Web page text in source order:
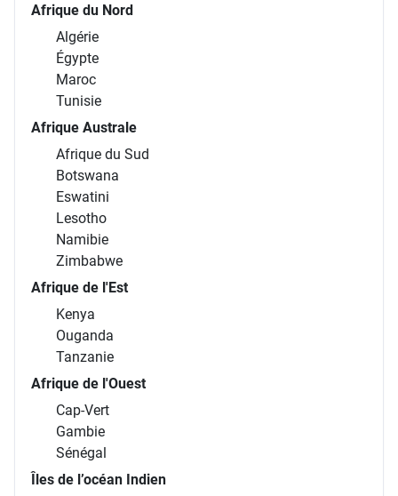
Afrique du Nord
Algérie
Égypte
Maroc
Tunisie
Afrique Australe
Afrique du Sud
Botswana
Eswatini
Lesotho
Namibie
Zimbabwe
Afrique de l'Est
Kenya
Ouganda
Tanzanie
Afrique de l'Ouest
Cap-Vert
Gambie
Sénégal
Îles de l’océan Indien